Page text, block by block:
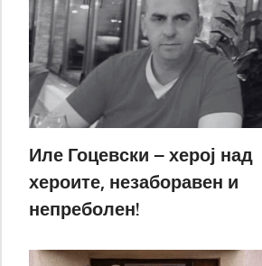
Иле Гоцевски – херој над
хероите, незаборавен и
непреболен!